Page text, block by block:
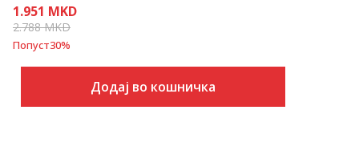
1.951 MKD
2.788MKD
Попуст30%
Додај во кошничка